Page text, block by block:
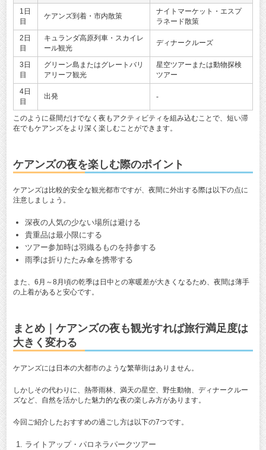
1日
目
ケアンズ到着・市内散策
ナイトマーケット・エスプ
ラネード散策
2日
目
キュランダ高原列車・スカイレ
ール観光
ディナークルーズ
3日
目
グリーン島またはグレートバリ
アリーフ観光
星空ツアーまたは動物探検
ツアー
4日
目
出発 -
このように昼間だけでなく夜もアクティビティを組み込むことで、短い滞
在でもケアンズをより深く楽しむことができます。
ケアンズの夜を楽しむ際のポイント
ケアンズは比較的安全な観光都市ですが、夜間に外出する際は以下の点に
注意しましょう。
深夜の人気の少ない場所は避ける
貴重品は最小限にする
ツアー参加時は羽織るものを持参する
雨季は折りたたみ傘を携帯する
また、6月～8月頃の乾季は日中との寒暖差が大きくなるため、夜間は薄手
の上着があると安心です。
まとめ｜ケアンズの夜も観光すれば旅行満足度は
大きく変わる
ケアンズには日本の大都市のような繁華街はありません。
しかしその代わりに、熱帯雨林、満天の星空、野生動物、ディナークルー
ズなど、自然を活かした魅力的な夜の楽しみ方があります。
今回ご紹介したおすすめの過ごし方は以下の7つです。
ライトアップ・パロネラパークツアー